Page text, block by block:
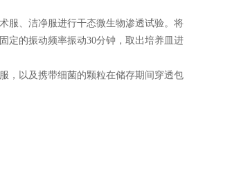
、洁净服进行干态微生物渗透试验。将
定的振动频率振动30分钟，取出培养皿进
以及携带细菌的颗粒在储存期间穿透包